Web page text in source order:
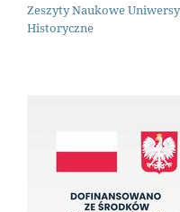
Zeszyty Naukowe
Historyczne